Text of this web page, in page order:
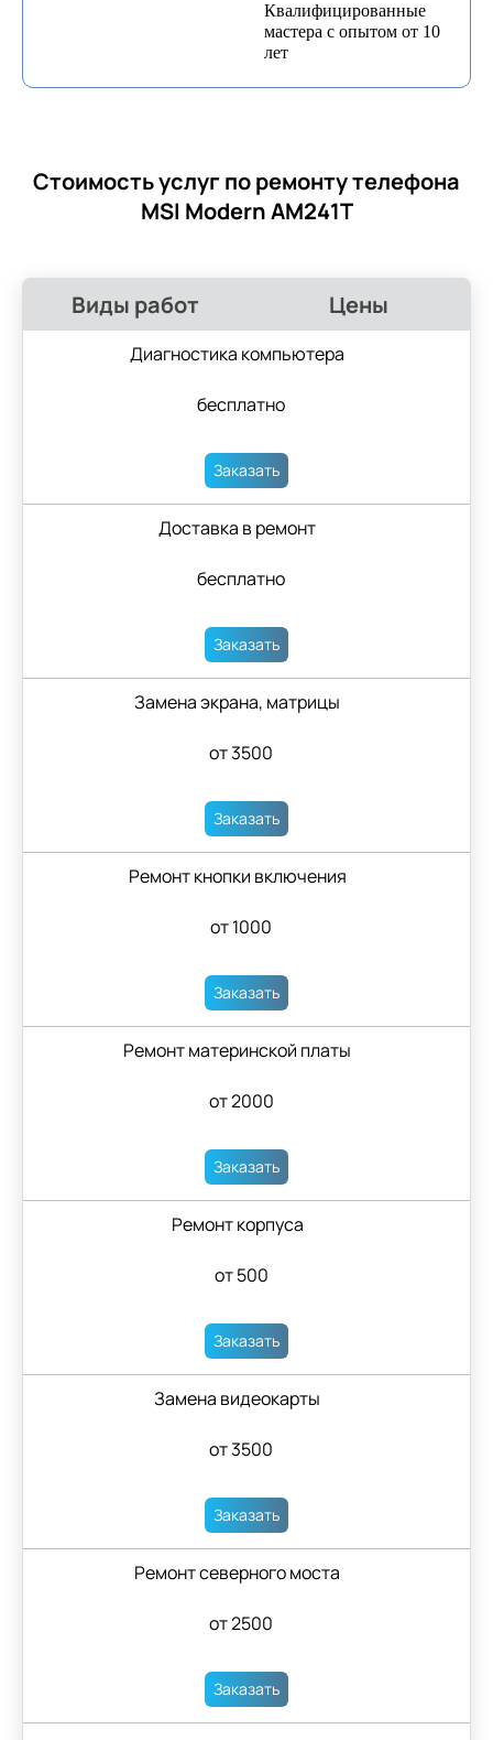
Квалифицированные
мастера с опытом от 10
лет
Стоимость услуг по ремонту телефона
MSI Modern AM241T
Виды работ Цены
Диагностика компьютера
бесплатно
Заказать
Доставка в ремонт
бесплатно
Заказать
Замена экрана, матрицы
от 3500
Заказать
Ремонт кнопки включения
от 1000
Заказать
Ремонт материнской платы
от 2000
Заказать
Ремонт корпуса
от 500
Заказать
Замена видеокарты
от 3500
Заказать
Ремонт северного моста
от 2500
Заказать